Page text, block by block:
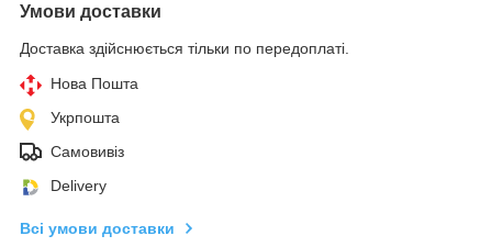
Умови доставки
Доставка здійснюється тільки по передоплаті.
Нова Пошта
Укрпошта
Самовивіз
Delivery
Всі умови доставки